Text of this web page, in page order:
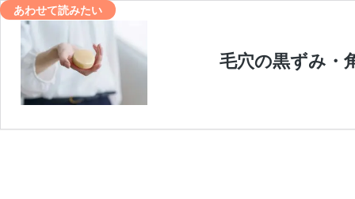
あわせて読みたい
毛穴の黒ずみ・